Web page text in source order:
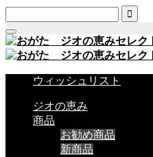

ウィッシュリスト
ジオの恵み
商品
お勧め商品
新商品